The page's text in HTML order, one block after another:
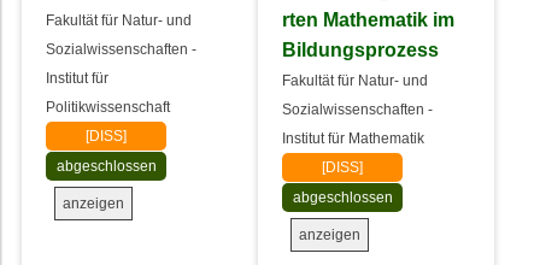
Fakultät für Natur- und
Sozialwissenschaften -
Institut für
Politikwissenschaft
[DISS]
abgeschlossen
anzeigen
rten Mathematik im
Bildungsprozess
Fakultät für Natur- und
Sozialwissenschaften -
Institut für Mathematik
[DISS]
abgeschlossen
anzeigen